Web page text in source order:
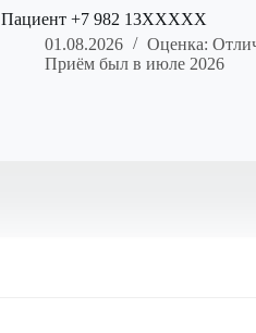
Пациент +7 982 13XXXXX
01.08.2026
Оценка:
Приём был в июле 2026